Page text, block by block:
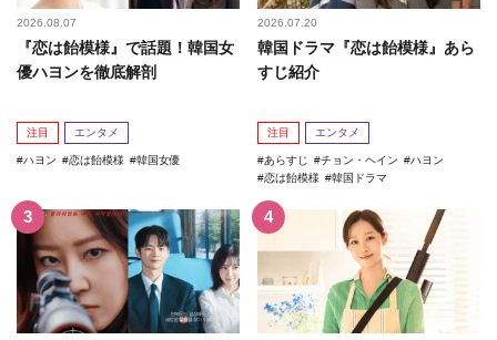
2026.08.07
『恋は飴模様』で話題！韓国女
優ハヨンを徹底解剖
注目 エンタメ
ハヨン 恋は飴模様 韓国女優
2026.07.20
韓国ドラマ『恋は飴模様』あら
すじ紹介
注目 エンタメ
あらすじ チョン・ヘイン
ハヨン
恋は飴模様
韓国ドラマ